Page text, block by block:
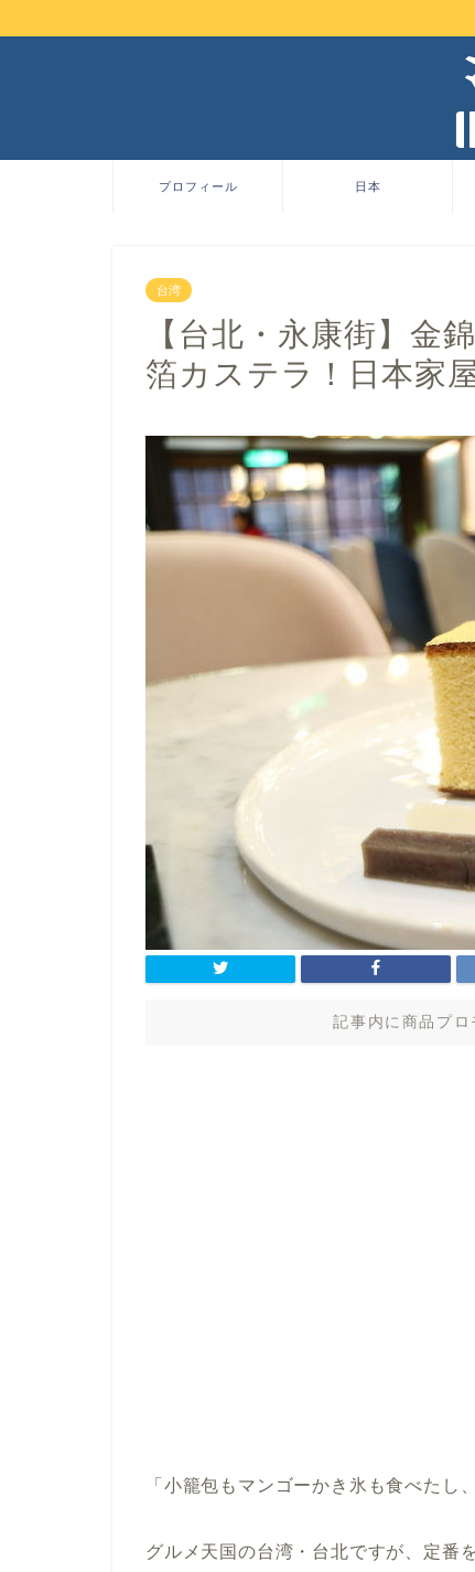
プロフィール 日本
台湾
【台北・永康街】金
箔カステラ！日本家
記事内に商品プ
「小籠包もマンゴーかき氷も食べたし
グルメ天国の台湾・台北ですが、定番